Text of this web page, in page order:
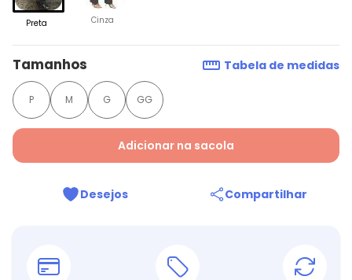
Preta Cinza
Tamanhos Tabela de medidas
P M G GG
Adicionar na sacola
Desejos Compartilhar